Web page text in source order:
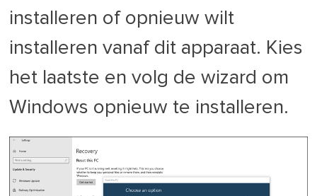
installeren of opnieuw wilt
installeren vanaf dit apparaat. Kies
het laatste en volg de wizard om
Windows opnieuw te installeren.